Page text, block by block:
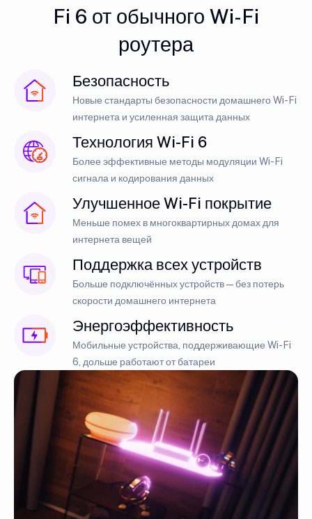
Fi 6 от обычного Wi-Fi
роутера
Безопасность
Новые стандарты безопасности домашнего Wi-Fi
интернета и усиленная защита данных
Технология Wi-Fi 6
Более эффективные методы модуляции Wi-Fi
сигнала и кодирования данных
Улучшенное Wi-Fi покрытие
Меньше помех в многоквартирных домах для
интернета вещей
Поддержка всех устройств
Больше подключённых устройств — без потерь
скорости домашнего интернета
Энергоэффективность
Мобильные устройства, поддерживающие Wi-Fi
6, дольше работают от батареи